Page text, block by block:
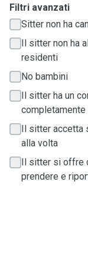
Filtri avanzati
Sitter non ha
Il sitter non ha
residenti
No bambini
Il sitter ha un
completamente
Il sitter accetta
alla volta
Il sitter si offre
prendere e